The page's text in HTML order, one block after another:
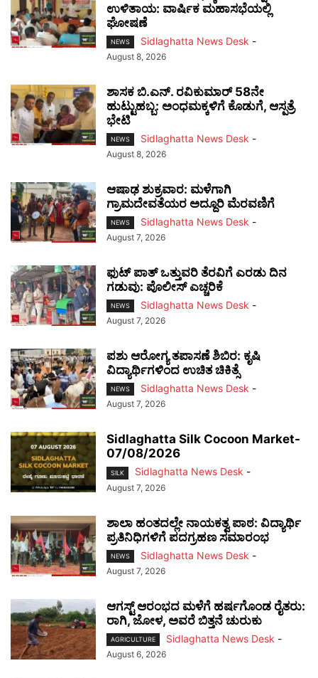
ಉಳಿತಾಯ: ವಾರ್ಷಿಕ ಮಹಾಸಭೆಯಲ್ಲಿ
ಘೋಷಣೆ
NEWS Sidlaghatta News Desk -
August 8, 2026
ಶಾಸಕ ಬಿ.ಎನ್. ರವಿಕುಮಾರ್ 58ನೇ
ಹುಟ್ಟುಹಬ್ಬ: ಅಂಧಮಕ್ಕಳಿಗೆ ಕೊಡುಗೆ, ಆಸ್ಪತ್ರೆ
ಭೇಟಿ
NEWS Sidlaghatta News Desk -
August 8, 2026
ಆಷಾಢ ಶುಕ್ರವಾರ: ಮಳೆಗಾಗಿ
ಗ್ರಾಮದೇವತೆಯರ ಅದ್ದೂರಿ ಮೆರವಣಿಗೆ
NEWS Sidlaghatta News Desk -
August 7, 2026
ಫುಟ್‌ ಪಾತ್ ಒತ್ತುವರಿ ತೆರವಿಗೆ ಎರಡು ದಿನ
ಗಡುವು: ಪೊಲೀಸ್ ಎಚ್ಚರಿಕೆ
NEWS Sidlaghatta News Desk -
August 7, 2026
ಪಶು ಆರೋಗ್ಯ ತಪಾಸಣೆ ಶಿಬಿರ: ಕೃಷಿ
ವಿದ್ಯಾರ್ಥಿಗಳಿಂದ ಉಚಿತ ಚಿಕಿತ್ಸೆ
NEWS Sidlaghatta News Desk -
August 7, 2026
Sidlaghatta Silk Cocoon Market-
07/08/2026
SILK Sidlaghatta News Desk -
August 7, 2026
ಶಾಲಾ ಹಂತದಲ್ಲೇ ನಾಯಕತ್ವ ಪಾಠ: ವಿದ್ಯಾರ್ಥಿ
ಪ್ರತಿನಿಧಿಗಳಿಗೆ ಪದಗ್ರಹಣ ಸಮಾರಂಭ
NEWS Sidlaghatta News Desk -
August 7, 2026
ಆಗಸ್ಟ್ ಆರಂಭದ ಮಳೆಗೆ ಹರ್ಷಗೊಂಡ ರೈತರು:
ರಾಗಿ, ಜೋಳ, ಅವರೆ ಬಿತ್ತನೆ ಚುರುಕು
AGRICULTURE Sidlaghatta News Desk -
August 6, 2026